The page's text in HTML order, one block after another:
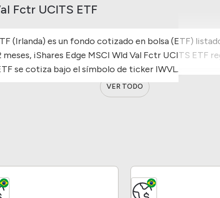
Fctr UCITS ETF
(Irlanda) es un fondo cotizado en bolsa (ETF)
meses, iShares Edge MSCI Wld Val Fctr UCITS
se cotiza bajo el símbolo de ticker IWVL.
VER TODO